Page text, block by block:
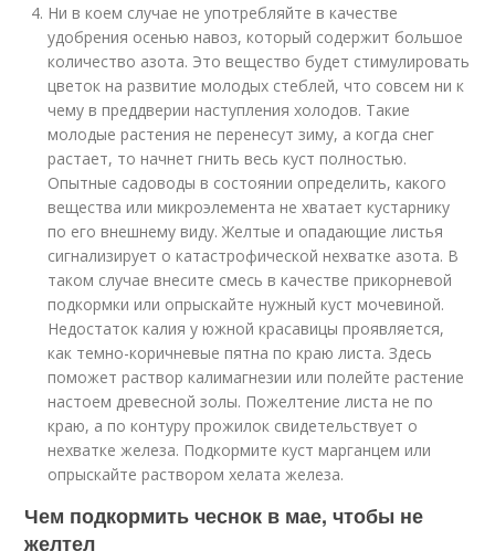
Ни в коем случае не употребляйте в качестве
удобрения осенью навоз, который содержит большое
количество азота. Это вещество будет стимулировать
цветок на развитие молодых стеблей, что совсем ни к
чему в преддверии наступления холодов. Такие
молодые растения не перенесут зиму, а когда снег
растает, то начнет гнить весь куст полностью.
Опытные садоводы в состоянии определить, какого
вещества или микроэлемента не хватает кустарнику
по его внешнему виду. Желтые и опадающие листья
сигнализирует о катастрофической нехватке азота. В
таком случае внесите смесь в качестве прикорневой
подкормки или опрыскайте нужный куст мочевиной.
Недостаток калия у южной красавицы проявляется,
как темно-коричневые пятна по краю листа. Здесь
поможет раствор калимагнезии или полейте растение
настоем древесной золы. Пожелтение листа не по
краю, а по контуру прожилок свидетельствует о
нехватке железа. Подкормите куст марганцем или
опрыскайте раствором хелата железа.
Чем подкормить чеснок в мае, чтобы не
желтел